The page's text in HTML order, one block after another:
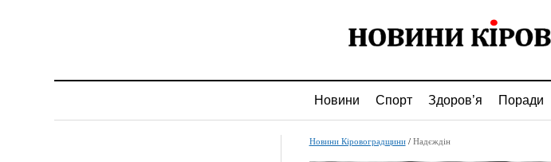
Новини Спорт Здоров’я Поради
Новини Кіровоградщини/ Надєждін